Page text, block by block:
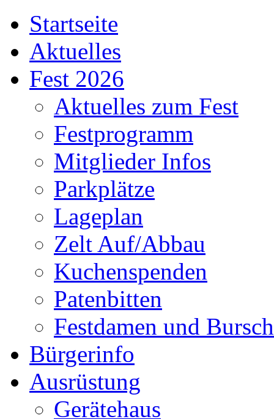
Startseite
Aktuelles
Fest 2026
Aktuelles zum Fest
Festprogramm
Mitglieder Infos
Parkplätze
Lageplan
Zelt Auf/Abbau
Kuchenspenden
Patenbitten
Festdamen und
Bürgerinfo
Ausrüstung
Gerätehaus